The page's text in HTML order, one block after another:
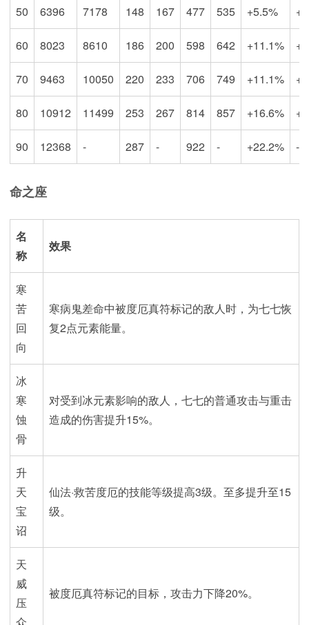
50 6396 7178 148 167 477 535 +5.5%
60 8023 8610 186 200 598 642 +11.1%
70 9463 10050 220 233 706 749 +11.1%
80 10912 11499 253 267 814 857 +16.6%
90 12368 - 287 - 922 - +22.2% -
命之座
名
称
效果
寒
苦
回
向
寒病鬼差命中被度厄真符标记的敌人时，为七七恢
复2点元素能量。
冰
寒
蚀
骨
对受到冰元素影响的敌人，七七的普通攻击与重击
造成的伤害提升15%。
升
天
宝
诏
仙法·救苦度厄的技能等级提高3级。至多提升至15
级。
天
威
压
被度厄真符标记的目标，攻击力下降20%。